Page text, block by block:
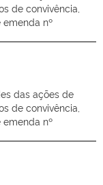
de convivência,
nº
das ações de
de convivência,
nº